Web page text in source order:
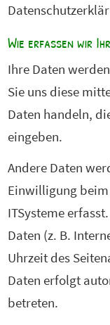
Wie erfassen wir
Ihre Daten
Sie uns diese
Daten handeln,
eingeben.
Andere Daten
Einwilligung beim
ITSysteme
Daten (z. B.
Uhrzeit des
Daten erfolgt
betreten.